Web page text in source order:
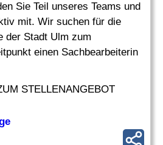
Sie Teil unseres Teams und
mit. Wir suchen für die
der Stadt Ulm zum
einen Sachbearbeiterin
STELLENANGEBOT